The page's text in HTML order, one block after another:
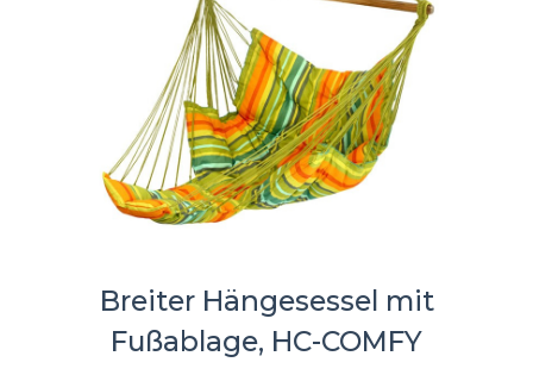
Breiter Hängesessel mit
Fußablage, HC-COMFY